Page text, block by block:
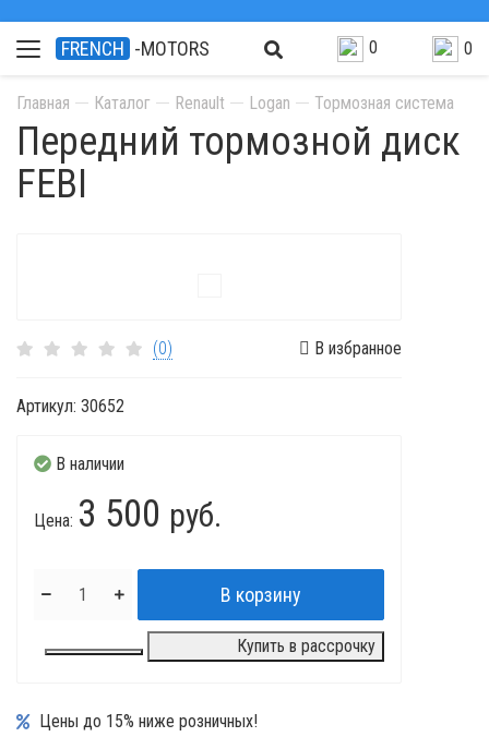
FRENCH -MOTORS 0 0
Главная Каталог Renault Logan Тормозная система
Передний тормозной диск
FEBI
(0) В избранное
Артикул: 30652
В наличии
Цена: 3 500 руб.
Купить в рассрочку
Цены до 15% ниже розничных!